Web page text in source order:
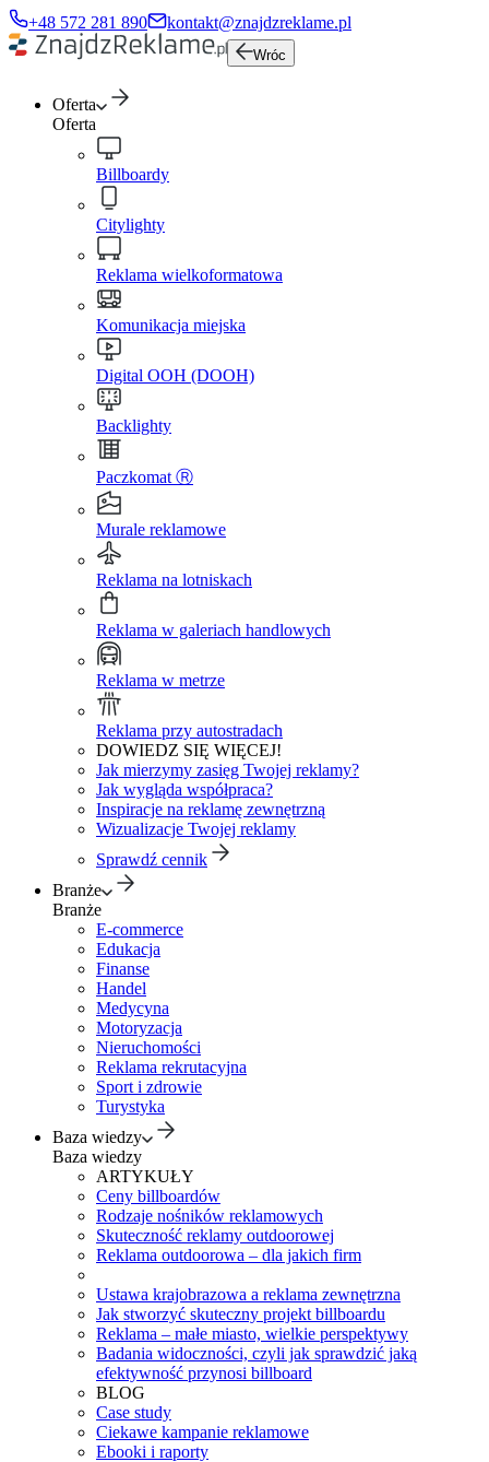
+48 572 281 890 kontakt@znajdzreklame.pl
Wróc
Oferta
Oferta
Billboardy
Citylighty
Reklama wielkoformatowa
Komunikacja miejska
Digital OOH (DOOH)
Backlighty
Paczkomat Ⓡ
Murale reklamowe
Reklama na lotniskach
Reklama w galeriach handlowych
Reklama w metrze
Reklama przy autostradach
DOWIEDZ SIĘ WIĘCEJ!
Jak mierzymy zasięg Twojej reklamy?
Jak wygląda współpraca?
Inspiracje na reklamę zewnętrzną
Wizualizacje Twojej reklamy
Sprawdź cennik
Branże
Branże
E-commerce
Edukacja
Finanse
Handel
Medycyna
Motoryzacja
Nieruchomości
Reklama rekrutacyjna
Sport i zdrowie
Turystyka
Baza wiedzy
Baza wiedzy
ARTYKUŁY
Ceny billboardów
Rodzaje nośników reklamowych
Skuteczność reklamy outdoorowej
Reklama outdoorowa – dla jakich firm
Ustawa krajobrazowa a reklama zewnętrzna
Jak stworzyć skuteczny projekt billboardu
Reklama – małe miasto, wielkie perspektywy
Badania widoczności, czyli jak sprawdzić jaką
efektywność przynosi billboard
BLOG
Case study
Ciekawe kampanie reklamowe
Ebooki i raporty